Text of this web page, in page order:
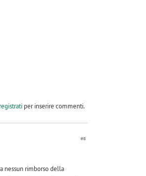
registratiper inserire commenti.
#8
nessun rimborso della